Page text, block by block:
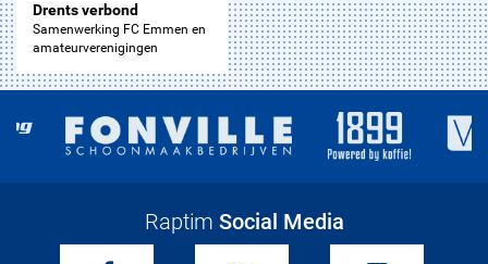
Drents verbond
Samenwerking FC Emmen en
amateurverenigingen
Raptim Social Media